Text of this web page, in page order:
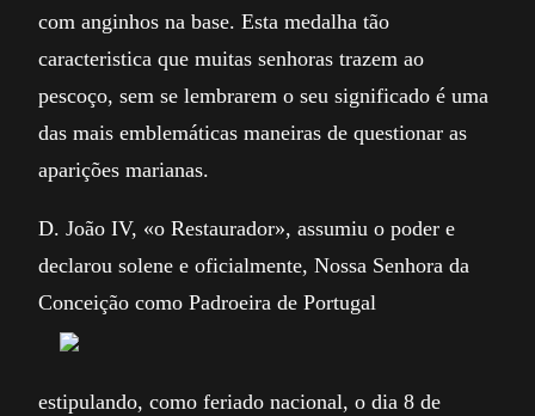
com anginhos na base. Esta medalha tão
caracteristica que muitas senhoras trazem ao
pescoço, sem se lembrarem o seu significado é uma
das mais emblemáticas maneiras de questionar as
aparições marianas.
D. João IV, «o Restaurador», assumiu o poder e
declarou solene e oficialmente, Nossa Senhora da
Conceição como Padroeira de Portugal
estipulando, como feriado nacional, o dia 8 de